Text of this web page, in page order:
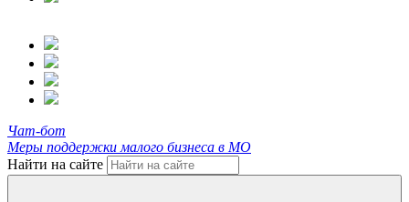
Чат-бот
Меры поддержки малого бизнеса в МО
Найти на сайте